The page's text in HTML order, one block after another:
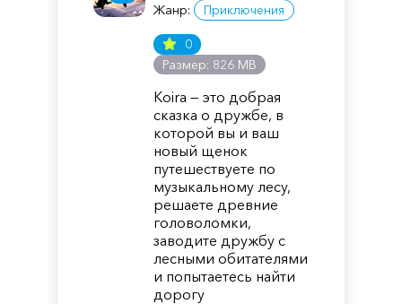
Жанр: Приключения
0
Размер: 826 MB
Koira — это добрая
сказка о дружбе, в
которой вы и ваш
новый щенок
путешествуете по
музыкальному лесу,
решаете древние
головоломки,
заводите дружбу с
лесными обитателями
и попытаетесь найти
дорогу